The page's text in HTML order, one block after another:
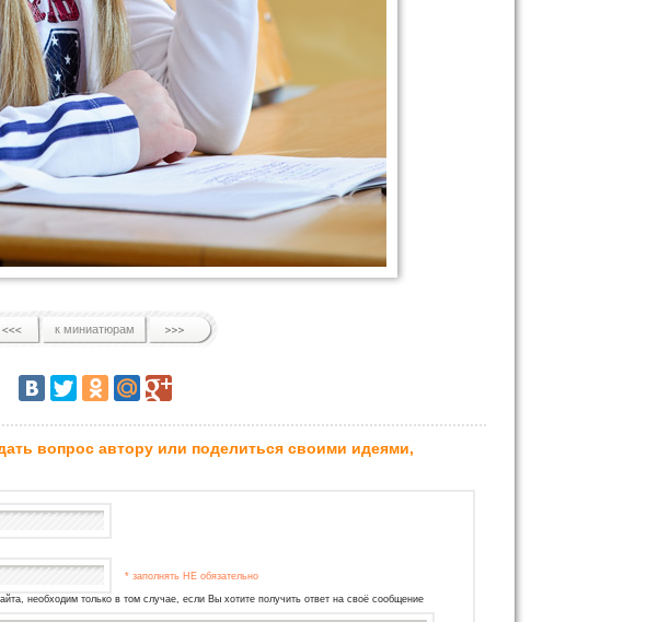
к миниатюрам
вопрос автору или поделиться своими идеями,
* заполнять НЕ обязательно
необходим только в том случае, если Вы хотите получить ответ на своё сообщение